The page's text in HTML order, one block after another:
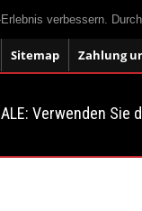
verbessern.
Sitemap Zahlung
Verwenden Sie